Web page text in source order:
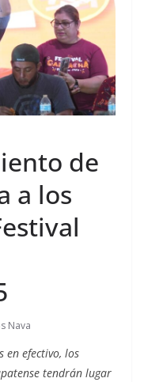
de
a los
Nava
en efectivo, los
tendrán lugar